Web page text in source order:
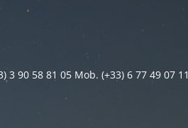
90 58 81 05 Mob. (+33) 6 77 49 07 11